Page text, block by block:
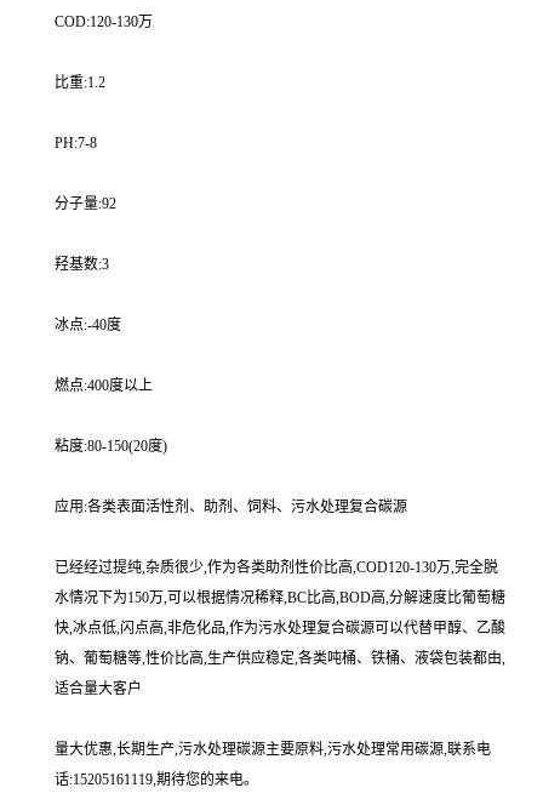
COD:120-130万
比重:1.2
PH:7-8
分子量:92
羟基数:3
冰点:-40度
燃点:400度以上
粘度:80-150(20度)
应用:各类表面活性剂、助剂、饲料、污水处理复合碳源
已经经过提纯,杂质很少,作为各类助剂性价比高,COD120-130万,完全脱
水情况下为150万,可以根据情况稀释,BC比高,BOD高,分解速度比葡萄糖
快,冰点低,闪点高,非危化品,作为污水处理复合碳源可以代替甲醇、乙酸
钠、葡萄糖等,性价比高,生产供应稳定,各类吨桶、铁桶、液袋包装都由,
适合量大客户
量大优惠,长期生产,污水处理碳源主要原料,污水处理常用碳源,联系电
话:15205161119,期待您的来电。